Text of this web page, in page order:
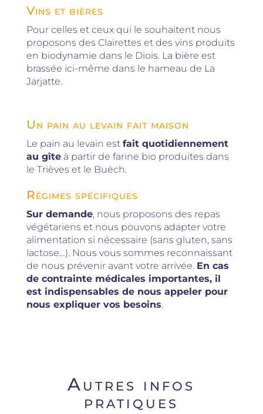
Vins et bières
Pour celles et ceux qui le souhaitent nous
proposons des Clairettes et des vins produits
en biodynamie dans le Diois. La bière est
brassée ici-même dans le hameau de La
Jarjatte.
Un pain au levain fait maison
Le pain au levain est fait quotidiennement
au gîteà partir de farine bio produites dans
le Trièves et le Buëch.
Régimes spécifiques
Sur demande, nous proposons des repas
végétariens et nous pouvons adapter votre
alimentation si nécessaire (sans gluten, sans
lactose…). Nous vous sommes reconnaissant
de nous prévenir avant votre arrivée. En cas
de contrainte médicales importantes, il
est indispensables de nous appeler pour
nous expliquer vos besoins.
Autres infos
pratiques